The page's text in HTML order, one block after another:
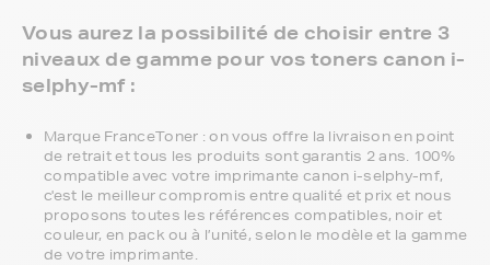
Vous aurez la possibilité de choisir entre 3
niveaux de gamme pour vos toners canon i-
selphy-mf :
Marque FranceToner : on vous offre la livraison en point
de retrait et tous les produits sont garantis 2 ans. 100%
compatible avec votre imprimante canon i-selphy-mf,
c'est le meilleur compromis entre qualité et prix et nous
proposons toutes les références compatibles, noir et
couleur, en pack ou à l’unité, selon le modèle et la gamme
de votre imprimante.